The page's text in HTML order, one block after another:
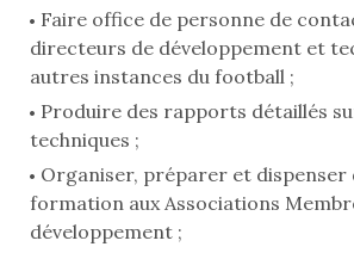
Faire office de personne de
directeurs de développement et
autres instances du football ;
Produire des rapports détaillés
techniques ;
Organiser, préparer et dispenser
formation aux Associations
développement ;